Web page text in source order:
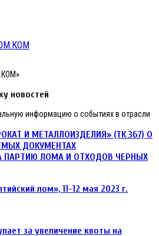
новостей
информацию о событиях в отрасли
И МЕТАЛЛОИЗДЕЛИЯ» (ТК 367) О
ДОКУМЕНТАХ
ПАРТИЮ ЛОМА И ОТХОДОВ ЧЕРНЫХ
лом», 11-12 мая 2023 г.
за увеличение квоты на